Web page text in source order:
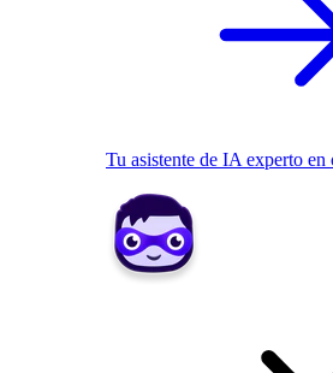
Tu asistente de IA experto en